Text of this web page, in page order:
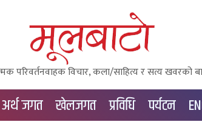
परिवर्तनवाहक विचार, कला/साहित्य र सत्य खवरको
अर्थ जगत खेलजगत प्रविधि पर्यटन